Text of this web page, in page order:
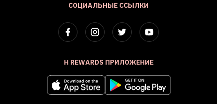
СОЦИАЛЬНЫЕ ССЫЛКИ
H REWARDS ПРИЛОЖЕНИЕ